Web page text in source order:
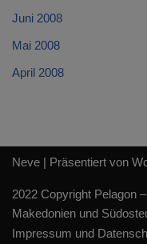
Juni 2008
Mai 2008
April 2008
Neve | Präsentiert von
2022 Copyright Pelagon
Makedonien und
Impressum und